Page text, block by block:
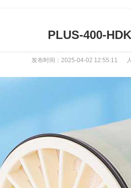
PLUS-400-HDK
发布时间：2025-04-02 12:55:11